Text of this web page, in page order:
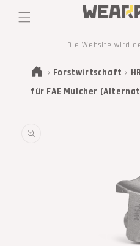
ZUM
INHALT
Die Website wird
› Forstwirtschaft ›
für FAE Mulcher